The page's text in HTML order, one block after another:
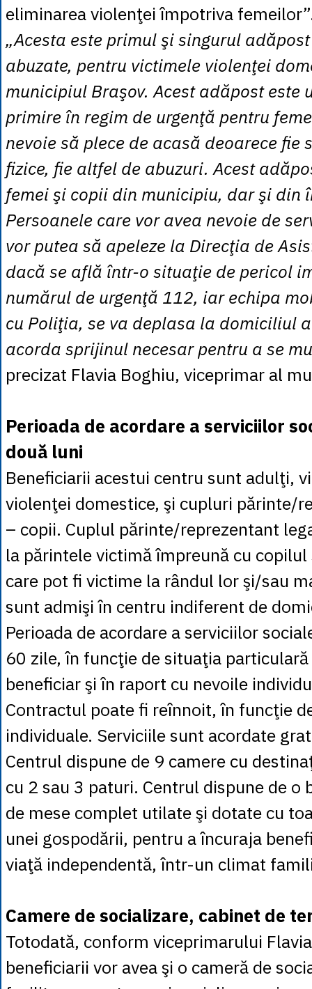
eliminarea violenţei împotriva
„Acesta este primul şi singurul
abuzate, pentru victimele violenţei
municipiul Braşov. Acest adăpost este
primire în regim de urgenţă pentru
nevoie să plece de acasă deoarece fie
fizice, fie altfel de abuzuri. Acest
femei şi copii din municipiu, dar şi din
Persoanele care vor avea nevoie de
vor putea să apeleze la Direcţia de
dacă se află într-o situaţie de pericol
numărul de urgenţă 112, iar echipa
cu Poliţia, se va deplasa la domiciliul
acorda sprijinul necesar pentru a se
precizat Flavia Boghiu, viceprimar al
Perioada de acordare a serviciilor
două luni
Beneficiarii acestui centru sunt adulţi,
violenţei domestice, şi cupluri părinte/
– copii. Cuplul părinte/reprezentant
la părintele victimă împreună cu copilul
care pot fi victime la rândul lor şi/sau
sunt admişi în centru indiferent de
Perioada de acordare a serviciilor
60 zile, în funcţie de situaţia
beneficiar şi în raport cu nevoile
Contractul poate fi reînnoit, în funcţie
individuale. Serviciile sunt acordate
Centrul dispune de 9 camere cu
cu 2 sau 3 paturi. Centrul dispune de o
de mese complet utilate şi dotate cu
unei gospodării, pentru a încuraja
viaţă independentă, într-un climat
Camere de socializare, cabinet de
Totodată, conform viceprimarului
beneficiarii vor avea şi o cameră de